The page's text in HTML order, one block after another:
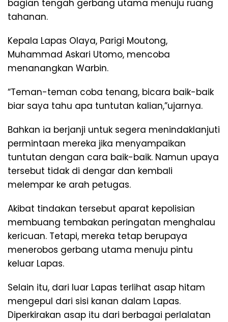
bagian tengah gerbang utama menuju ruang
tahanan.
Kepala Lapas Olaya, Parigi Moutong,
Muhammad Askari Utomo, mencoba
menanangkan Warbin.
“Teman-teman coba tenang, bicara baik-baik
biar saya tahu apa tuntutan kalian,”ujarnya.
Bahkan ia berjanji untuk segera menindaklanjuti
permintaan mereka jika menyampaikan
tuntutan dengan cara baik-baik. Namun upaya
tersebut tidak di dengar dan kembali
melempar ke arah petugas.
Akibat tindakan tersebut aparat kepolisian
membuang tembakan peringatan menghalau
kericuan. Tetapi, mereka tetap berupaya
menerobos gerbang utama menuju pintu
keluar Lapas.
Selain itu, dari luar Lapas terlihat asap hitam
mengepul dari sisi kanan dalam Lapas.
Diperkirakan asap itu dari berbagai perlalatan